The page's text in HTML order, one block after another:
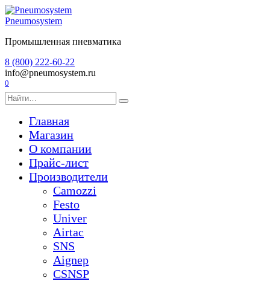
Перейти
к
Pneumosystem
Промышленная пневматика
8 (800) 222-60-22
info@pneumosystem.ru
0
Search
for:
Главная
Магазин
О компании
Прайс-лист
Производители
Camozzi
Festo
Univer
Airtac
SNS
Aignep
CSNSP